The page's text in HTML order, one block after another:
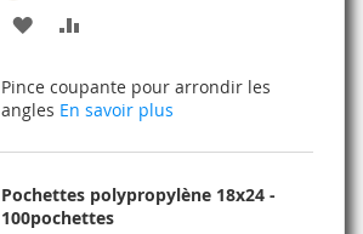
AJOUTER
MA
LISTE
D’ENVIE
COMPARATEUR
Pince coupante pour arrondir les
angles En savoir plus
Pochettes polypropylène 18x24 -
100pochettes